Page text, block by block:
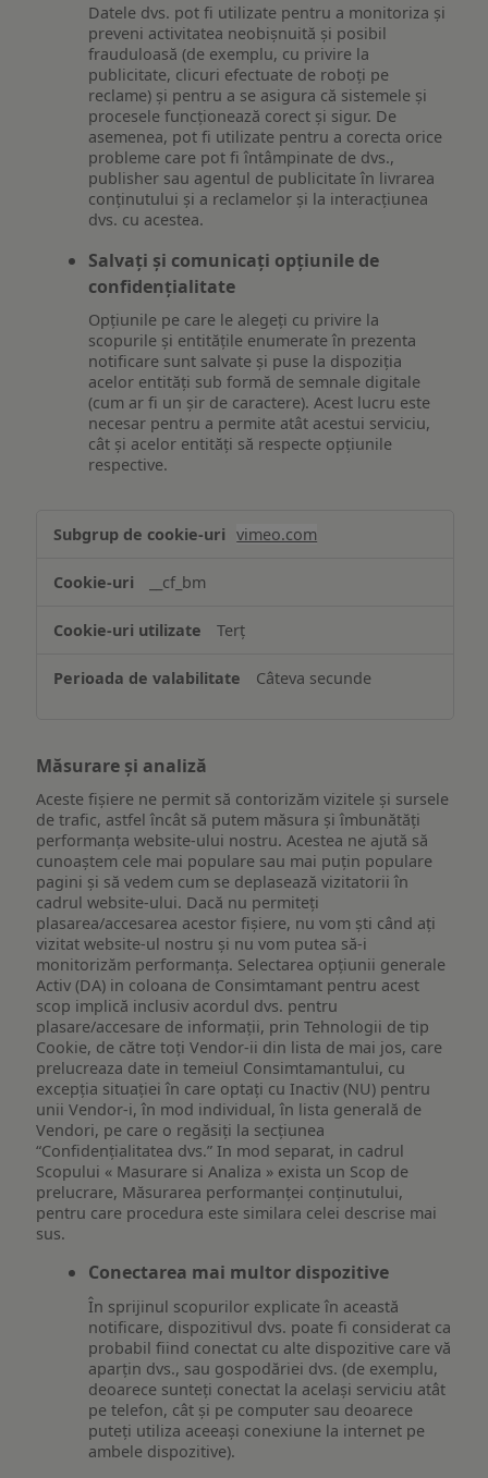
Datele dvs. pot fi utilizate pentru a monitoriza și
preveni activitatea neobișnuită și posibil
frauduloasă (de exemplu, cu privire la
publicitate, clicuri efectuate de roboți pe
reclame) și pentru a se asigura că sistemele și
procesele funcționează corect și sigur. De
asemenea, pot fi utilizate pentru a corecta orice
probleme care pot fi întâmpinate de dvs.,
publisher sau agentul de publicitate în livrarea
conținutului și a reclamelor și la interacțiunea
dvs. cu acestea.
Salvați și comunicați opțiunile de
confidențialitate
Opțiunile pe care le alegeți cu privire la
scopurile și entitățile enumerate în prezenta
notificare sunt salvate și puse la dispoziția
acelor entități sub formă de semnale digitale
(cum ar fi un șir de caractere). Acest lucru este
necesar pentru a permite atât acestui serviciu,
cât și acelor entități să respecte opțiunile
respective.
Asigurarea
funcționalităților
website-
ului
vimeo.com
__cf_bm
Terț
Câteva secunde
Măsurare și analiză
Aceste fișiere ne permit să contorizăm vizitele și sursele
de trafic, astfel încât să putem măsura și îmbunătăți
performanța website-ului nostru. Acestea ne ajută să
cunoaștem cele mai populare sau mai puțin populare
pagini și să vedem cum se deplasează vizitatorii în
cadrul website-ului. Dacă nu permiteți
plasarea/accesarea acestor fișiere, nu vom ști când ați
vizitat website-ul nostru și nu vom putea să-i
monitorizăm performanța. Selectarea opțiunii generale
Activ (DA) in coloana de Consimtamant pentru acest
scop implică inclusiv acordul dvs. pentru
plasare/accesare de informații, prin Tehnologii de tip
Cookie, de către toți Vendor-ii din lista de mai jos, care
prelucreaza date in temeiul Consimtamantului, cu
excepția situației în care optați cu Inactiv (NU) pentru
unii Vendor-i, în mod individual, în lista generală de
Vendori, pe care o regăsiți la secțiunea
“Confidențialitatea dvs.” In mod separat, in cadrul
Scopului « Masurare si Analiza » exista un Scop de
prelucrare, Măsurarea performanței conținutului,
pentru care procedura este similara celei descrise mai
sus.
Conectarea mai multor dispozitive
În sprijinul scopurilor explicate în această
notificare, dispozitivul dvs. poate fi considerat ca
probabil fiind conectat cu alte dispozitive care vă
aparțin dvs., sau gospodăriei dvs. (de exemplu,
deoarece sunteți conectat la același serviciu atât
pe telefon, cât și pe computer sau deoarece
puteți utiliza aceeași conexiune la internet pe
ambele dispozitive).